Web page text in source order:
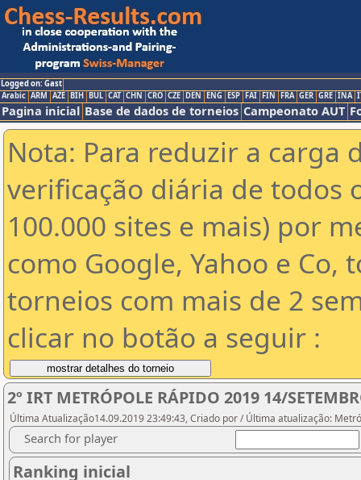
Logged on: Gast
Arabic ARM AZE BIH BUL CAT CHN CRO CZE DEN ENG ESP FAI FIN FRA GER GRE INA
Pagina inicial Base de dados de torneios Campeonato AUT
Nota: Para reduzir a carga
verificação diária de todos
100.000 sites e mais) por
como Google, Yahoo e Co,
torneios com mais de 2
clicar no botão a seguir :
2º IRT METRÓPOLE RÁPIDO 2019 14/
Última Atualização14.09.2019 23:49:43, Criado por / Última atualização:
Search for player
Ranking inicial